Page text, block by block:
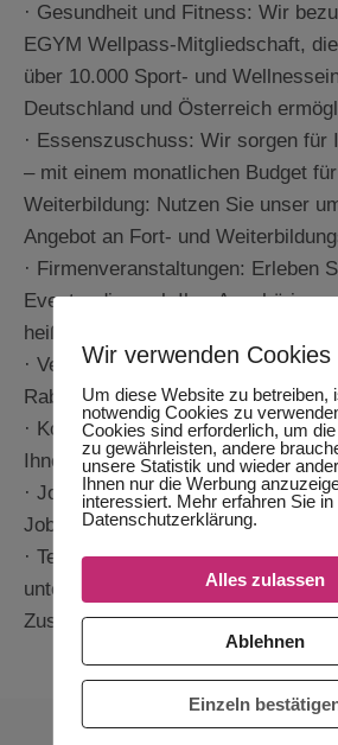
· Gesundheit und Fitness: Wir
EGYM Wellpass-Mitgliedschaft,
über 10.000 Sport- und
Deutschland und Österreich
· Essenszuschuss: Wir sorgen für
– mit einem monatlichen Budget
Weiterbildung: Nutzen Sie unser
Angebot an Fort- und
· Firmenveranstaltungen: Erleben
Events, die auch Ihre Angehörigen
heißen.
· Vergünstigungen: Profitieren Sie
Rabatten bei unseren
· Kostenlose Getränke: Frische
Ihnen jederzeit zur Verfügung.
· Jobrad: Bleiben Sie mobil und fit
Jobrad-Angebot.
· Teamgeist: Arbeiten Sie in einem
unterstützenden Team, das Spaß an
Zusammenarbeit hat.
Wir verwenden Cookies
Um diese Website zu betreiben,
notwendig Cookies zu
Cookies sind erforderlich, um
zu gewährleisten, andere
unsere Statistik und wieder
Ihnen nur die Werbung
interessiert. Mehr erfahren Sie
Datenschutzerklärung.
Alles zulassen
Ablehnen
Einzeln